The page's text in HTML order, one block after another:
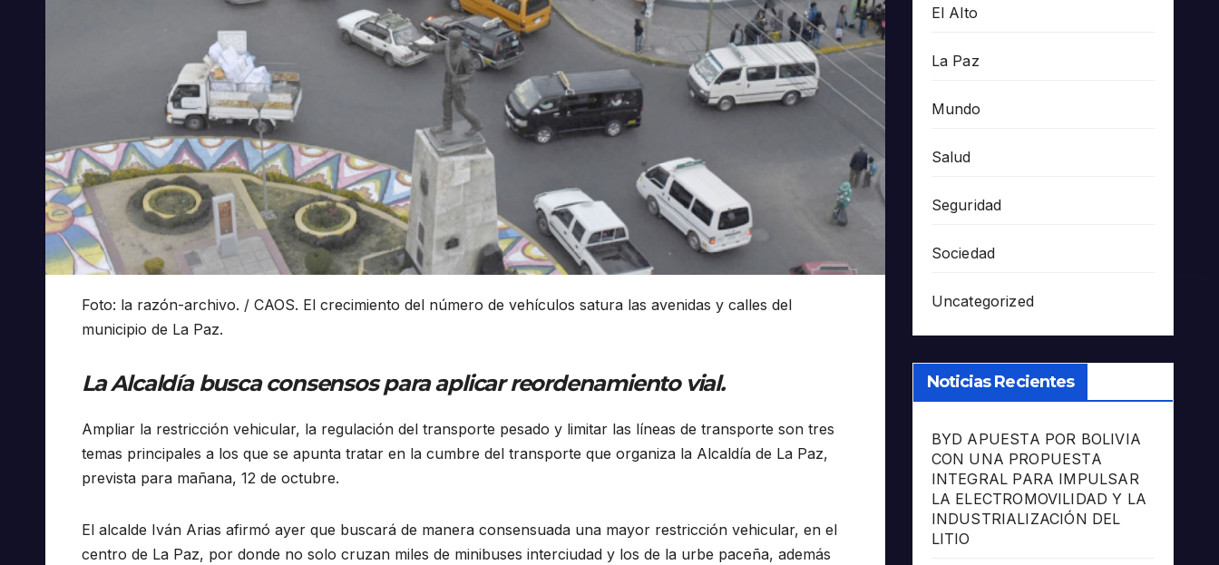
Foto: la razón-archivo. / CAOS. El crecimiento del número de vehículos satura las avenidas y calles del
municipio de La Paz.
La Alcaldía busca consensos para aplicar reordenamiento vial.
Ampliar la restricción vehicular, la regulación del transporte pesado y limitar las líneas de transporte son tres
temas principales a los que se apunta tratar en la cumbre del transporte que organiza la Alcaldía de La Paz,
prevista para mañana, 12 de octubre.
El alcalde Iván Arias afirmó ayer que buscará de manera consensuada una mayor restricción vehicular, en el
centro de La Paz, por donde no solo cruzan miles de minibuses interciudad y los de la urbe paceña, además
El Alto
La Paz
Mundo
Salud
Seguridad
Sociedad
Uncategorized
Noticias Recientes
BYD APUESTA POR BOLIVIA
CON UNA PROPUESTA
INTEGRAL PARA IMPULSAR
LA ELECTROMOVILIDAD Y LA
INDUSTRIALIZACIÓN DEL
LITIO